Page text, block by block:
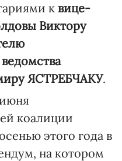
к вице-
Виктору
ЯСТРЕБЧАКУ.
коалиции
этого года в
на котором